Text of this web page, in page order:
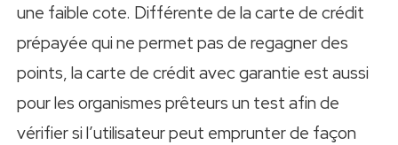
une faible cote. Différente de la carte de crédit
prépayée qui ne permet pas de regagner des
points, la carte de crédit avec garantie est aussi
pour les organismes prêteurs un test afin de
vérifier si l’utilisateur peut emprunter de façon